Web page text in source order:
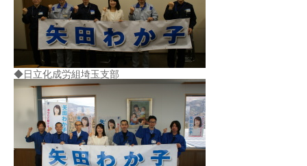
◆日立化成労組埼玉支部